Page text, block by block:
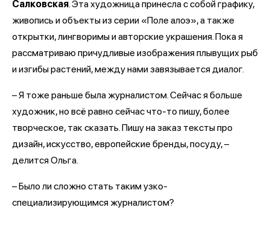
Салковская . Эта художница принесла с собой графику,
живопись и объекты из серии «Поле алоэ», а также
открытки, лингворимы и авторские украшения. Пока я
рассматриваю причудливые изображения плывущих рыб
и изгибы растений, между нами завязывается диалог.
– Я тоже раньше была журналистом. Сейчас я больше
художник, но всё равно сейчас что-то пишу, более
творческое, так сказать. Пишу на заказ тексты про
дизайн, искусство, европейские бренды, посуду, –
делится Ольга.
– Было ли сложно стать таким узко-
специализирующимся журналистом?